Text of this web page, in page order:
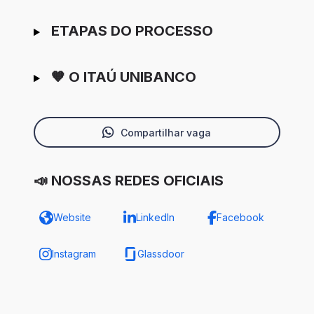
ETAPAS DO PROCESSO
🧡 O ITAÚ UNIBANCO
Compartilhar vaga
📣 NOSSAS REDES OFICIAIS
Website LinkedIn Facebook
Instagram Glassdoor